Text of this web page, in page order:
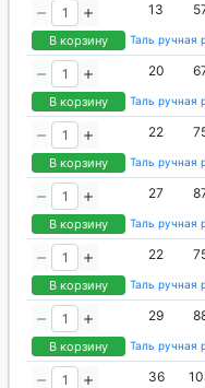
В корзину
13
Таль ручная
В корзину
20
Таль ручная
В корзину
22
Таль ручная
В корзину
27
Таль ручная
В корзину
22
Таль ручная
В корзину
29
Таль ручная
36